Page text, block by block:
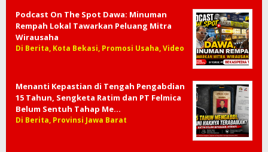
Podcast On The Spot Dawa: Minuman
Rempah Lokal Tawarkan Peluang Mitra
Wirausaha
Di Berita, Kota Bekasi, Promosi Usaha, Video
Menanti Kepastian di Tengah Pengabdian
15 Tahun, Sengketa Ratim dan PT Felmica
Belum Sentuh Tahap Me…
Di Berita, Provinsi Jawa Barat